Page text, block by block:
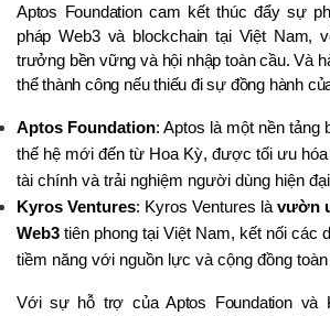
Aptos Foundation cam kết thúc đẩy sự
pháp Web3 và blockchain tại Việt Nam,
trưởng bền vững và hội nhập toàn cầu. Và
thể thành công nếu thiếu đi sự đồng hành
Aptos Foundation: Aptos là một nền tảng
thế hệ mới đến từ Hoa Kỳ, được tối ưu hóa
tài chính và trải nghiệm người dùng hiện
Kyros Ventures: Kyros Ventures là vườn
Web3 tiên phong tại Việt Nam, kết nối các
tiềm năng với nguồn lực và cộng đồng
Với sự hỗ trợ của Aptos Foundation và